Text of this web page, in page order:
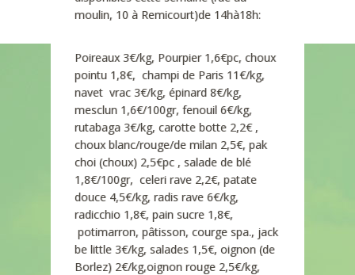
moulin, 10 à Remicourt)de 14hà18h:
Poireaux 3€/kg, Pourpier 1,6€pc, choux
pointu 1,8€, champi de Paris 11€/kg,
navet vrac 3€/kg, épinard 8€/kg,
mesclun 1,6€/100gr, fenouil 6€/kg,
rutabaga 3€/kg, carotte botte 2,2€ ,
choux blanc/rouge/de milan 2,5€, pak
choi (choux) 2,5€pc , salade de blé
1,8€/100gr, celeri rave 2,2€, patate
douce 4,5€/kg, radis rave 6€/kg,
radicchio 1,8€, pain sucre 1,8€,
potimarron, pâtisson, courge spa., jack
be little 3€/kg, salades 1,5€, oignon (de
Borlez) 2€/kg,oignon rouge 2,5€/kg,